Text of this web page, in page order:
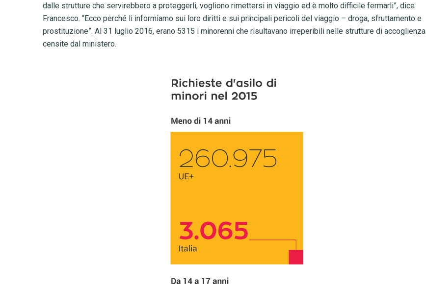
dalle strutture che servirebbero a proteggerli, vogliono rimettersi in viaggio ed è molto difficile fermarli”, dice
Francesco. “Ecco perché li informiamo sui loro diritti e sui principali pericoli del viaggio – droga, sfruttamento e
prostituzione”. Al 31 luglio 2016, erano 5315 i minorenni che risultavano irreperibili nelle strutture di accoglienza
censite dal ministero.